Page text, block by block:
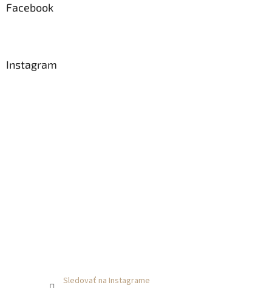
Facebook
Instagram
Sledovať na Instagrame